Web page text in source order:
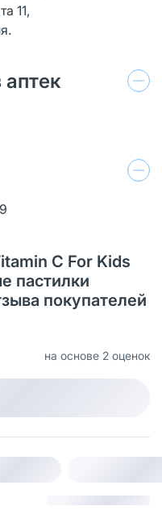
11,
аптек
C For Kids
пастилки
покупателей
на основе 2 оценок